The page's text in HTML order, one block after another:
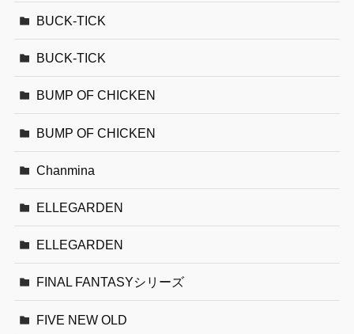
BUCK-TICK
BUCK-TICK
BUMP OF CHICKEN
BUMP OF CHICKEN
Chanmina
ELLEGARDEN
ELLEGARDEN
FINAL FANTASYシリーズ
FIVE NEW OLD